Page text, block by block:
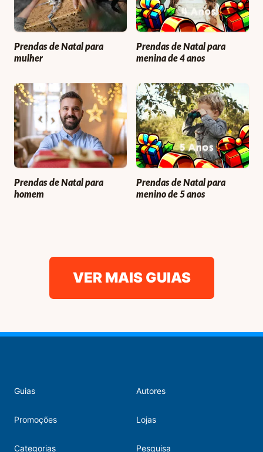
Prendas de Natal para
mulher
Prendas de Natal para
menina de 4 anos
Prendas de Natal para
homem
Prendas de Natal para
menino de 5 anos
VER MAIS GUIAS
Guias
Promoções
Categorias
Autores
Lojas
Pesquisa